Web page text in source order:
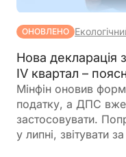
ОНОВЛЕНО
Нова декларація
IV квартал –
Мінфін оновив
податку, а ДПС вже
застосовувати.
у липні, звітувати